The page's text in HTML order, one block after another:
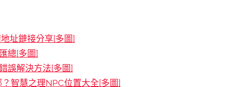
址鏈接分享[多圖]
總[多圖]
誤解決方法[多圖]
智慧之理NPC位置大全[多圖]